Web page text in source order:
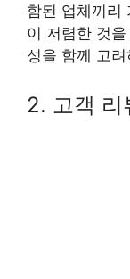
함된 업체끼리
이 저렴한 것
성을 함께 고
2. 고객 리